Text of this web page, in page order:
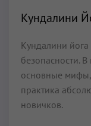
Кундалини
Кундалини
безопасности.
основные мифы,
практика
новичков.